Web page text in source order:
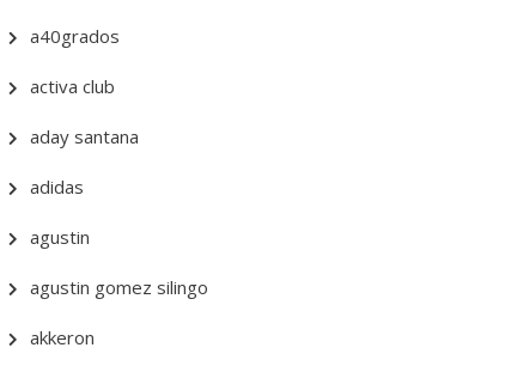
a40grados
activa club
aday santana
adidas
agustin
agustin gomez silingo
akkeron